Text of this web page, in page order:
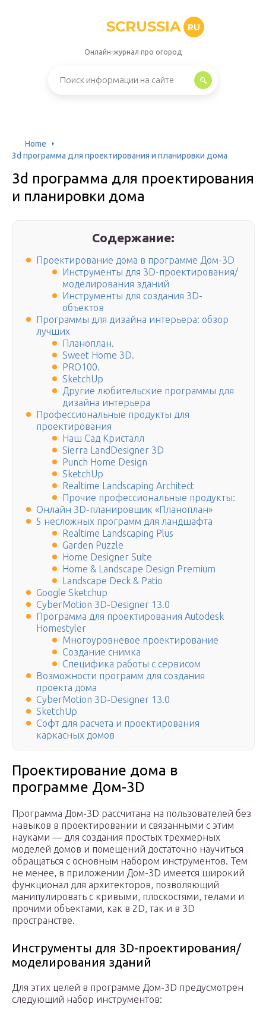
SCRUSSIA RU
Онлайн-журнал про огород
Home
3d программа для проектирования и планировки дома
3d программа для проектирования
и планировки дома
Содержание:
Проектирование дома в программе Дом-3D
Инструменты для 3D-проектирования/
моделирования зданий
Инструменты для создания 3D-
объектов
Программы для дизайна интерьера: обзор
лучших
Планоплан.
Sweet Home 3D.
PRO100.
SketchUp
Другие любительские программы для
дизайна интерьера
Профессиональные продукты для
проектирования
Наш Сад Кристалл
Sierra LandDesigner 3D
Punch Home Design
SketchUp
Realtime Landscaping Architect
Прочие профессиональные продукты:
Онлайн 3D-планировщик «Планоплан»
5 несложных программ для ландшафта
Realtime Landscaping Plus
Garden Puzzle
Home Designer Suite
Home & Landscape Design Premium
Landscape Deck & Patio
Google Sketchup
CyberMotion 3D-Designer 13.0
Программа для проектирования Autodesk
Homestyler
Многоуровневое проектирование
Создание снимка
Специфика работы с сервисом
Возможности программ для создания
проекта дома
CyberMotion 3D-Designer 13.0
SketchUp
Софт для расчета и проектирования
каркасных домов
Проектирование дома в
программе Дом-3D
Программа Дом-3D рассчитана на пользователей без
навыков в проектировании и связанными с этим
науками — для создания простых трехмерных
моделей домов и помещений достаточно научиться
обращаться с основным набором инструментов. Тем
не менее, в приложении Дом-3D имеется широкий
функционал для архитекторов, позволяющий
манипулировать с кривыми, плоскостями, телами и
прочими объектами, как в 2D, так и в 3D
пространстве.
Инструменты для 3D-проектирования/
моделирования зданий
Для этих целей в программе Дом-3D предусмотрен
следующий набор инструментов: